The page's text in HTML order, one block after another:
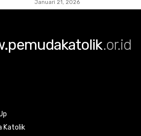
Januari 21, 2026
.or.id
Katolik